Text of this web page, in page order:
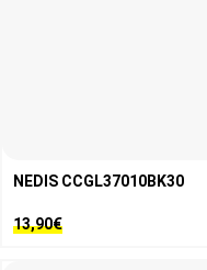
NEDIS CCGL37010BK30
13,90€